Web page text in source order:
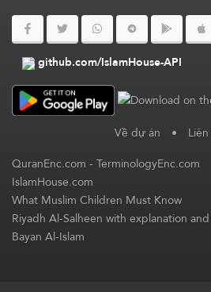
github.com/IslamHouse-API
Về dự án •
QuranEnc.com-TerminologyEnc.com
IslamHouse.com
What Muslim Children Must Know
Riyadh Al-Salheen with explanation
Bayan Al-Islam